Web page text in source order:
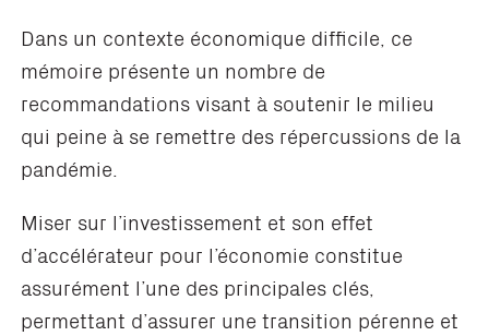
Dans un contexte économique difficile, ce
mémoire présente un nombre de
recommandations visant à soutenir le milieu
qui peine à se remettre des répercussions de la
pandémie.
Miser sur l’investissement et son effet
d’accélérateur pour l’économie constitue
assurément l’une des principales clés,
permettant d’assurer une transition pérenne et